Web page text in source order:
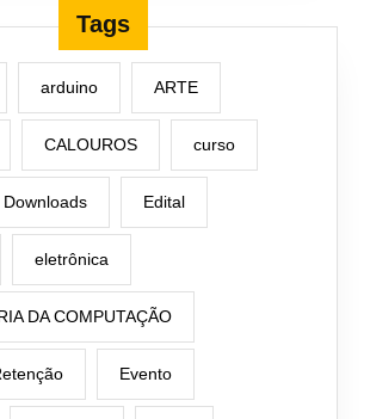
Tags
arduino ARTE
CALOUROS curso
Downloads Edital
eletrônica
DA COMPUTAÇÃO
Evento